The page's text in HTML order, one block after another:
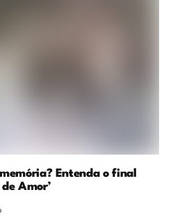
Entenda o final
Amor’